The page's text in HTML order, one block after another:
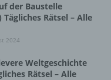
der Baustelle
Rätsel – Alle
2024
Weltgeschichte
Rätsel – Alle
identifizierte oder
deren
von dem für die